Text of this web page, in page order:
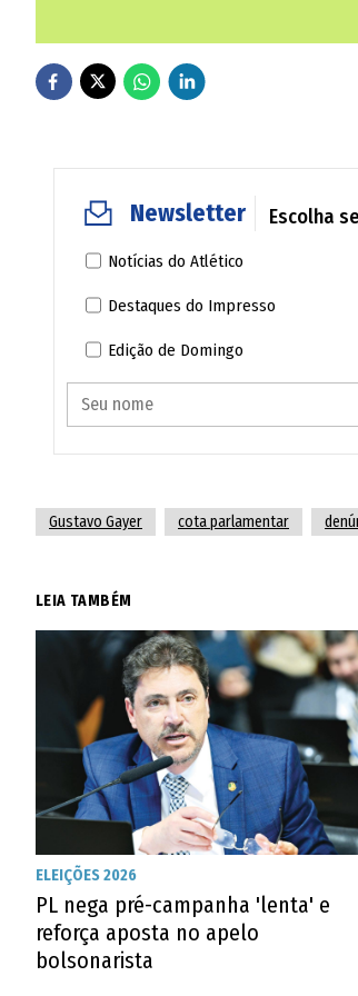
Newsletter Escolha
Notícias do Atlético
Destaques do Impresso
Edição de Domingo
Gustavo Gayer cota parlamentar
LEIA TAMBÉM
ELEIÇÕES 2026
PL nega pré-campanha 'lenta' e
reforça aposta no apelo
bolsonarista